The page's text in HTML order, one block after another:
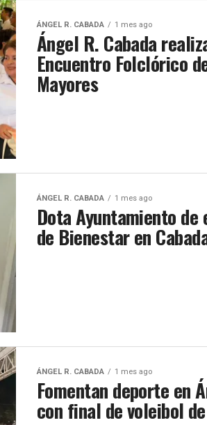
ÁNGEL R. CABADA 1 mes ago
Ángel R. Cabada
Encuentro Folclórico
Mayores
ÁNGEL R. CABADA 1 mes ago
Dota Ayuntamiento
de Bienestar en
ÁNGEL R. CABADA 1 mes ago
Fomentan deporte en
con final de voleibol